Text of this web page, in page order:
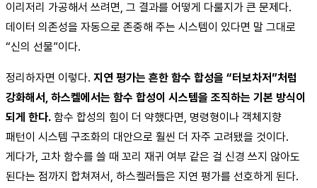
이리저리 가공해서 쓰려면, 그 결과를 어떻게 다룰지가 큰 문제다.
데이터 의존성을 자동으로 존중해 주는 시스템이 있다면 말 그대로
“신의 선물”이다.
정리하자면 이렇다. 지연 평가는 흔한 함수 합성을 “터보차저”처럼
강화해서, 하스켈에서는 함수 합성이 시스템을 조직하는 기본 방식이
되게 한다. 함수 합성의 힘이 더 약했다면, 명령형이나 객체지향
패턴이 시스템 구조화의 대안으로 훨씬 더 자주 고려됐을 것이다.
게다가, 고차 함수를 쓸 때 꼬리 재귀 여부 같은 걸 신경 쓰지 않아도
된다는 점까지 합쳐져서, 하스켈러들은 지연 평가를 선호하게 된다.